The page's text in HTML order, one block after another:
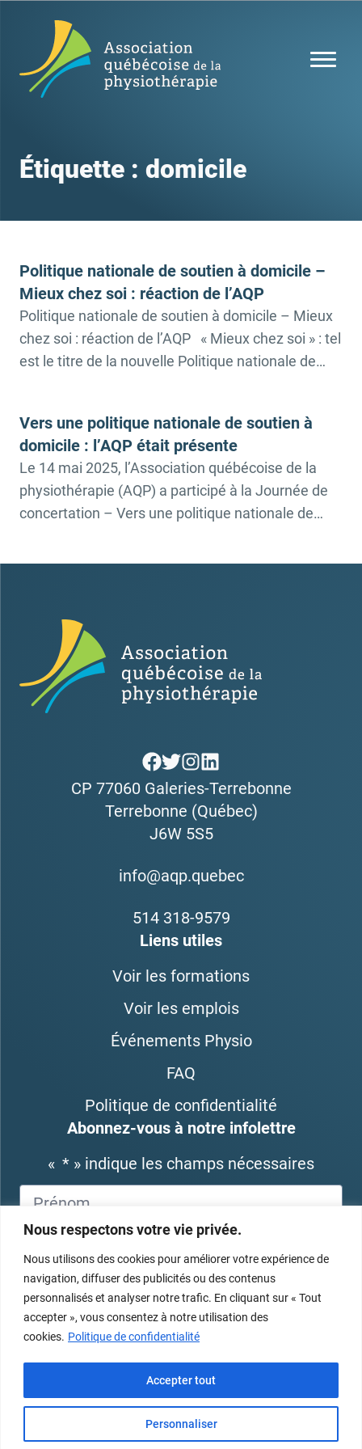
Nous respectons votre vie privée.
Nous utilisons des cookies pour améliorer votre expérience de
navigation, diffuser des publicités ou des contenus
personnalisés et analyser notre trafic. En cliquant sur « Tout
accepter », vous consentez à notre utilisation des
cookies. Politique de confidentialité
Personnaliser
Accepter tout
Étiquette : domicile
Politique nationale de soutien à domicile –
Mieux chez soi : réaction de l’AQP
Politique nationale de soutien à domicile – Mieux
chez soi : réaction de l’AQP « Mieux chez soi » : tel
est le titre de la nouvelle Politique nationale de
des Proches aidants et ministre responsable des
services sociaux, […]
Vers une politique nationale de soutien à
domicile : l’AQP était présente
Le 14 mai 2025, l’Association québécoise de la
physiothérapie (AQP) a participé à la Journée de
concertation – Vers une politique nationale de
occasion, plusieurs données […]
CP 77060 Galeries-Terrebonne
Terrebonne (Québec)
J6W 5S5
info@aqp.quebec
514 318-9579
Liens utiles
Voir les formations
Voir les emplois
Événements Physio
FAQ
Politique de confidentialité
Abonnez-vous à notre infolettre
« * » indique les champs nécessaires